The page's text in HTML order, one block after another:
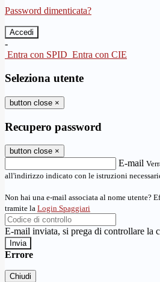
Password dimenticata?
-
Entra con SPID Entra con CIE
Seleziona utente
button close ×
Recupero password
button close ×
E-mail
all'indirizzo indicato con le istruzioni
Non hai una e-mail associata al nome utente?
tramite la Login Spaggiari
E-mail inviata, si prega di controllare la
Errore
Chiudi